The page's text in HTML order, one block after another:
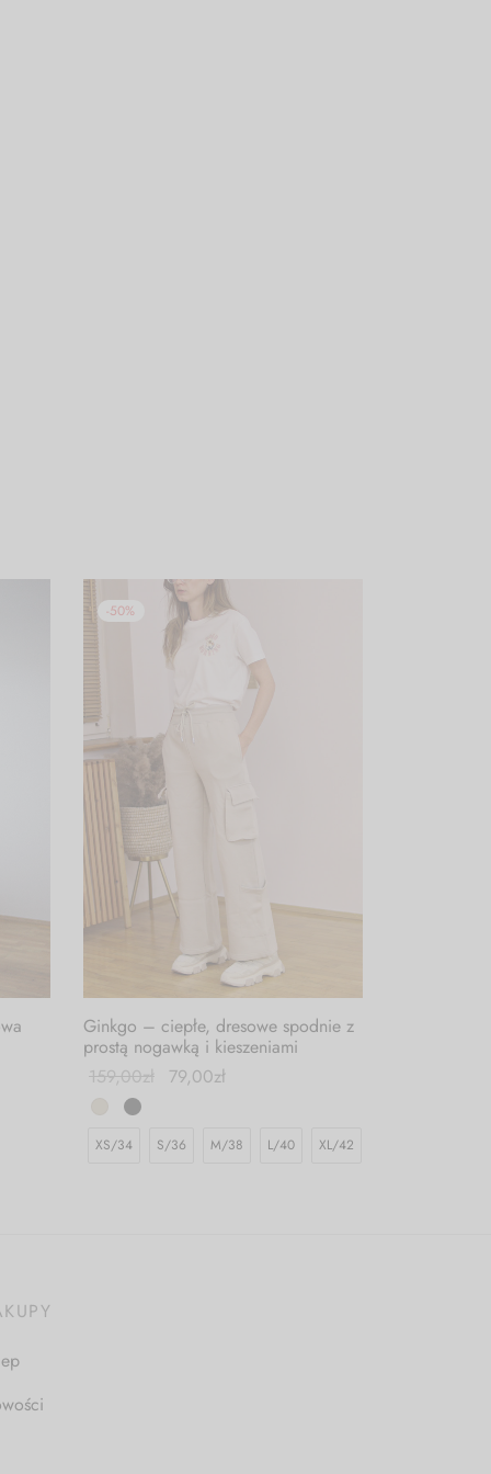
-50%
Ginkgo – ciepłe, dresowe spodnie z
prostą nogawką i kieszeniami
159,00zł 79,00zł
XS/34 S/36 M/38 L/40 XL/42